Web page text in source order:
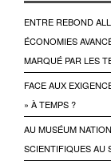
ENTRE REBOND
ÉCONOMIES
MARQUÉ PAR LES
FACE AUX
» À TEMPS ?
AU MUSÉUM
SCIENTIFIQUES AU